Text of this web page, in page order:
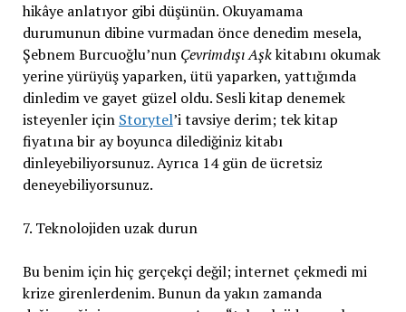
hikâye anlatıyor gibi düşünün. Okuyamama
durumunun dibine vurmadan önce denedim mesela,
Şebnem Burcuoğlu’nun Çevrimdışı Aşkkitabını okumak
yerine yürüyüş yaparken, ütü yaparken, yattığımda
dinledim ve gayet güzel oldu. Sesli kitap denemek
isteyenler için Storytel’i tavsiye derim; tek kitap
fiyatına bir ay boyunca dilediğiniz kitabı
dinleyebiliyorsunuz. Ayrıca 14 gün de ücretsiz
deneyebiliyorsunuz.
7. Teknolojiden uzak durun
Bu benim için hiç gerçekçi değil; internet çekmedi mi
krize girenlerdenim. Bunun da yakın zamanda